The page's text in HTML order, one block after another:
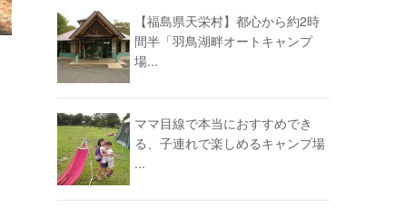
【福島県天栄村】都心から約2時
間半「羽鳥湖畔オートキャンプ
場...
ママ目線で本当におすすめでき
る、子連れで楽しめるキャンプ場
...